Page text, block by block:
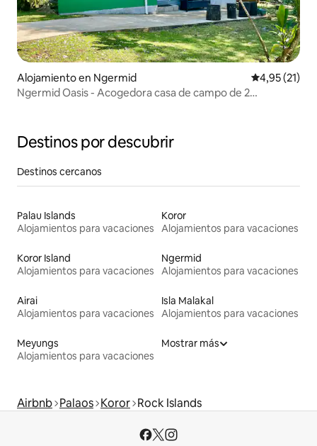
Alojamiento en Ngermid Calificación
4,95 (21)
Ngermid Oasis - Acogedora casa de campo de 2
Destinos por descubrir
Destinos cercanos
Palau Islands
Alojamientos para vacaciones
Koror
Alojamientos para vacaciones
Koror Island
Alojamientos para vacaciones
Ngermid
Alojamientos para vacaciones
Airai
Alojamientos para vacaciones
Isla Malakal
Alojamientos para vacaciones
Meyungs
Alojamientos para vacaciones
Mostrar más
Airbnb Palaos Koror Rock Islands